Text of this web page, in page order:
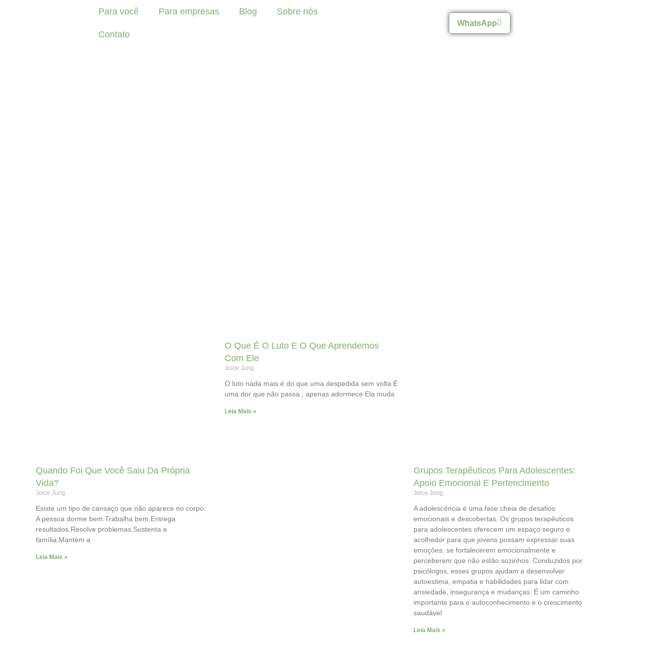
Para você Para empresas Blog Sobre nós
Contato
WhatsApp
Quando Foi Que Você Saiu Da Própria
Vida?
Joice Jung
Existe um tipo de cansaço que não aparece no corpo.
A pessoa dorme bem.Trabalha bem.Entrega
resultados.Resolve problemas.Sustenta a
família.Mantém a
Leia Mais »
O Que É O Luto E O Que Aprendemos
Com Ele
Joice Jung
O luto nada mais é do que uma despedida sem volta.É
uma dor que não passa , apenas adormece.Ela muda
Leia Mais »
Grupos Terapêuticos Para Adolescentes:
Apoio Emocional E Pertencimento
Joice Jung
A adolescência é uma fase cheia de desafios
emocionais e descobertas. Os grupos terapêuticos
para adolescentes oferecem um espaço seguro e
acolhedor para que jovens possam expressar suas
emoções, se fortalecerem emocionalmente e
perceberem que não estão sozinhos. Conduzidos por
psicólogos, esses grupos ajudam a desenvolver
autoestima, empatia e habilidades para lidar com
ansiedade, insegurança e mudanças. É um caminho
importante para o autoconhecimento e o crescimento
saudável
Leia Mais »